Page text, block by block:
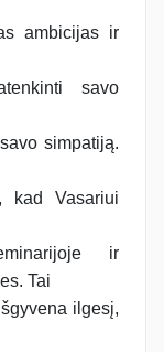
ambicijas ir
savo
simpatiją.
kad Vasariui
ir
Tai
ilgesį,